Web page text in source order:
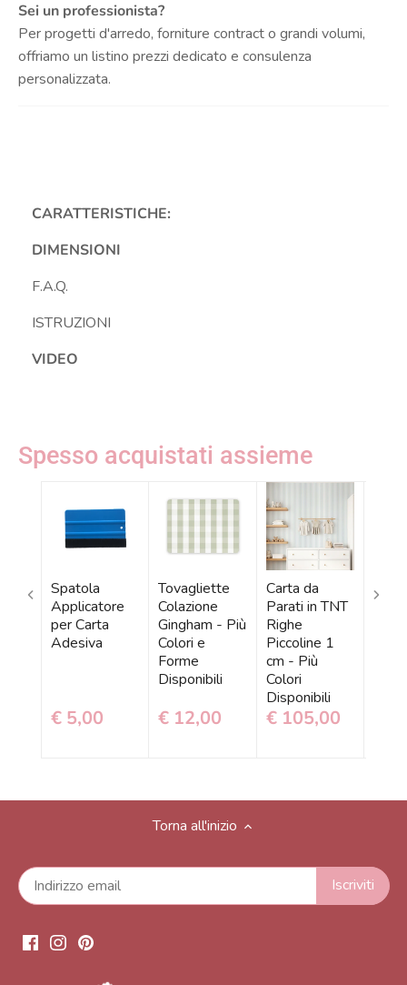
Sei un professionista?
Per progetti d'arredo, forniture contract o grandi volumi,
offriamo un listino prezzi dedicato e consulenza
personalizzata.
CARATTERISTICHE:
DIMENSIONI
F.A.Q.
ISTRUZIONI
VIDEO
Spesso acquistati assieme
Spatola
Applicatore
per Carta
Adesiva
€ 5,00
Tovagliette
Colazione
Gingham - Più
Colori e
Forme
Disponibili
€ 12,00
Carta da
Parati in TNT
Righe
Piccoline 1
cm - Più
Colori
Disponibili
€ 105,00
Torna all'inizio